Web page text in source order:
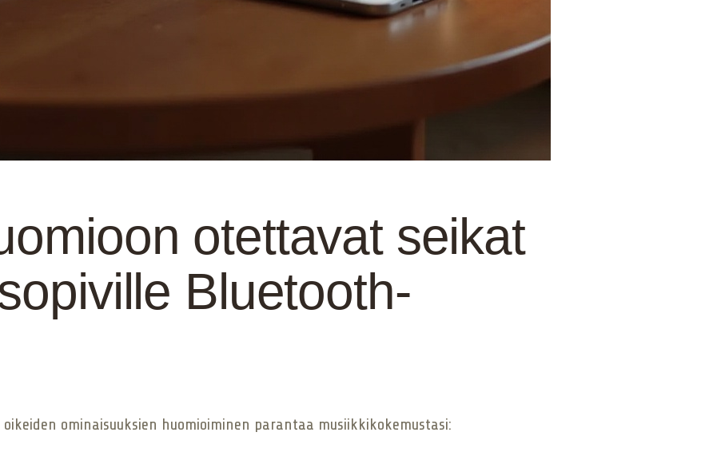
otettavat seikat
Bluetooth-
ominaisuuksien huomioiminen parantaa musiikkikokemustasi: